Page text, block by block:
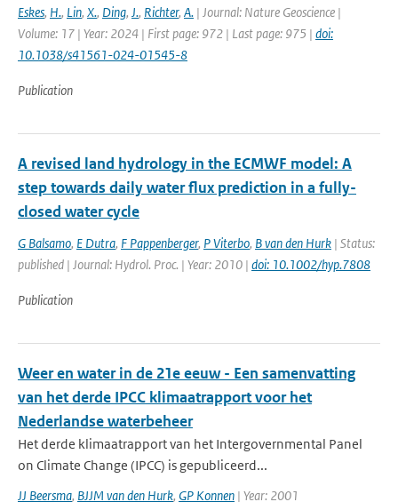
Eskes, H., Lin, X., Ding, J., Richter, A. | Journal: Nature Geoscience |
Volume: 17 | Year: 2024 | First page: 972 | Last page: 975 | doi:
10.1038/s41561-024-01545-8
Publication
A revised land hydrology in the ECMWF model: A
step towards daily water flux prediction in a fully-
closed water cycle
G Balsamo, E Dutra, F Pappenberger, P Viterbo, B van den Hurk | Status:
published | Journal: Hydrol. Proc. | Year: 2010 | doi: 10.1002/hyp.7808
Publication
Weer en water in de 21e eeuw - Een samenvatting
van het derde IPCC klimaatrapport voor het
Nederlandse waterbeheer
Het derde klimaatrapport van het Intergovernmental Panel
on Climate Change (IPCC) is gepubliceerd...
JJ Beersma, BJJM van den Hurk, GP Konnen | Year: 2001